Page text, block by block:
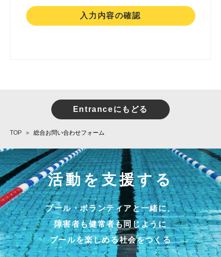
入力内容の確認
Entranceにもどる
TOP 総合お問い合わせフォーム
活動を支援する
プール・ボランティアと一緒に、
障害者も健常者も同じように
プールを楽しめる社会をつくる